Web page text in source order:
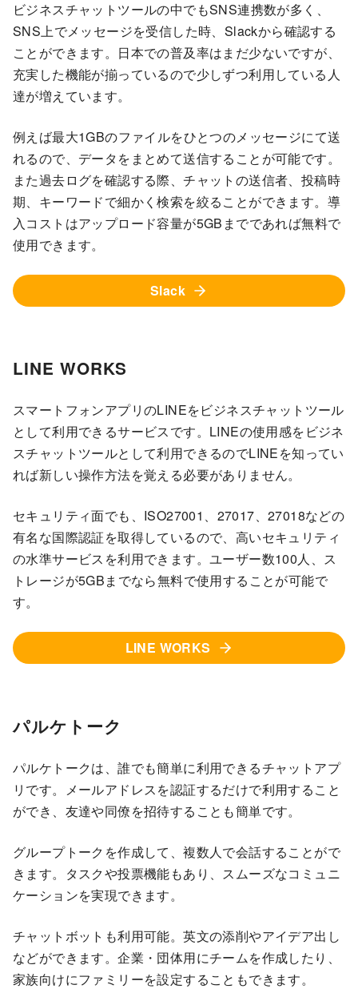
ビジネスチャットツールの中でもSNS連携数が多く、
SNS上でメッセージを受信した時、Slackから確認する
ことができます。日本での普及率はまだ少ないですが、
充実した機能が揃っているので少しずつ利用している人
達が増えています。
例えば最大1GBのファイルをひとつのメッセージにて送
れるので、データをまとめて送信することが可能です。
また過去ログを確認する際、チャットの送信者、投稿時
期、キーワードで細かく検索を絞ることができます。導
入コストはアップロード容量が5GBまでであれば無料で
使用できます。
Slack
LINE WORKS
スマートフォンアプリのLINEをビジネスチャットツール
として利用できるサービスです。LINEの使用感をビジネ
スチャットツールとして利用できるのでLINEを知ってい
れば新しい操作方法を覚える必要がありません。
セキュリティ面でも、ISO27001、27017、27018などの
有名な国際認証を取得しているので、高いセキュリティ
の水準サービスを利用できます。ユーザー数100人、ス
トレージが5GBまでなら無料で使用することが可能で
す。
LINE WORKS
パルケトーク
パルケトークは、誰でも簡単に利用できるチャットアプ
リです。メールアドレスを認証するだけで利用すること
ができ、友達や同僚を招待することも簡単です。
グループトークを作成して、複数人で会話することがで
きます。タスクや投票機能もあり、スムーズなコミュニ
ケーションを実現できます。
チャットボットも利用可能。英文の添削やアイデア出し
などができます。企業・団体用にチームを作成したり、
家族向けにファミリーを設定することもできます。